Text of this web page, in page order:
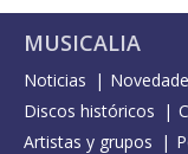
MUSICALIA
Noticias
Discos históricos
Artistas y grupos